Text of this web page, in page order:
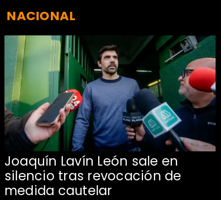
Joaquín Lavín León sale en
silencio tras revocación de
medida cautelar
NACIONAL